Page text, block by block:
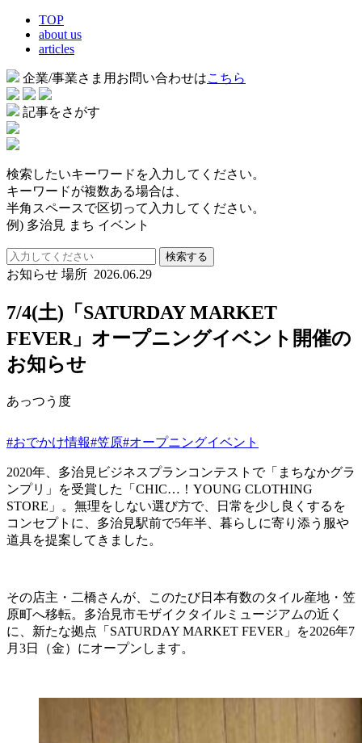
TOP
about us
articles
企業/事業さま用お問い合わせはこちら
記事をさがす
検索したいキーワードを入力してください。
キーワードが複数ある場合は、
半角スペースで区切って入力してください。
例) 多治見 まち イベント
検索する
お知らせ 場所 2026.06.29
7/4(土)「SATURDAY MARKET
FEVER」オープニングイベント開催の
お知らせ
あっつう度
#おでかけ情報#笠原#オープニングイベント
2020年、多治見ビジネスプランコンテストで「まちなかグラ
ンプリ」を受賞した「CHIC…！YOUNG CLOTHING
STORE」。無理をしない選び方で、日常を少し良くするを
コンセプトに、多治見駅前で5年半、暮らしに寄り添う服や
道具を提案してきました。
その店主・二橋さんが、このたび日本有数のタイル産地・笠
原町へ移転。多治見市モザイクタイルミュージアムの近く
に、新たな拠点「SATURDAY MARKET FEVER」を2026年7
月3日（金）にオープンします。